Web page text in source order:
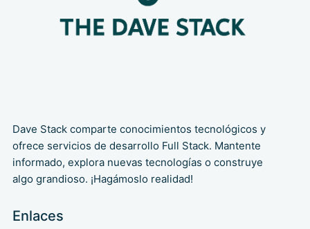
Dave Stack comparte conocimientos tecnológicos y
ofrece servicios de desarrollo Full Stack. Mantente
informado, explora nuevas tecnologías o construye
algo grandioso. ¡Hagámoslo realidad!
Enlaces